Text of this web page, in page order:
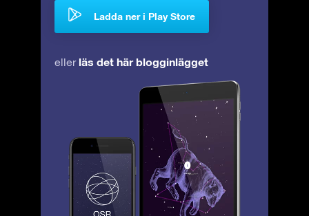
Ladda ner i Play Store
eller läs det här blogginlägget